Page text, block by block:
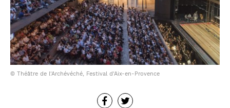
© Théâtre de l'Archévéché, Festival d'Aix-en-Provence